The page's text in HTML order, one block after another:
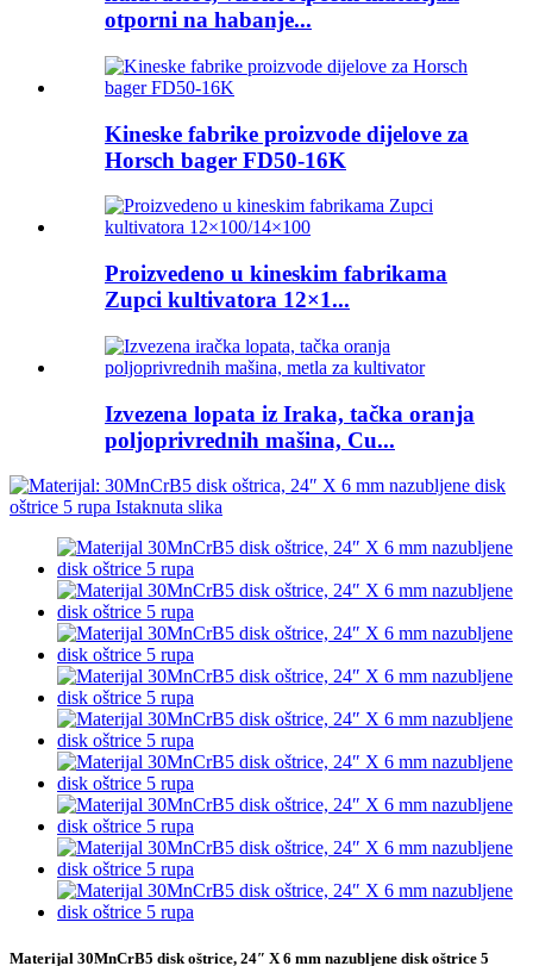
otporni na habanje...
Kineske fabrike proizvode dijelove za
Horsch bager FD50-16K
Proizvedeno u kineskim fabrikama
Zupci kultivatora 12×1...
Izvezena lopata iz Iraka, tačka oranja
poljoprivrednih mašina, Cu...
Materijal 30MnCrB5 disk oštrice, 24″ X 6 mm nazubljene disk oštrice 5